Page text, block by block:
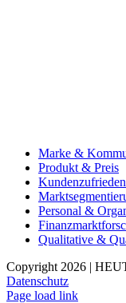
Marke &
Produkt & Preis
Personal &
Qualitative &
Copyright 2026 |
Datenschutz
Page load link